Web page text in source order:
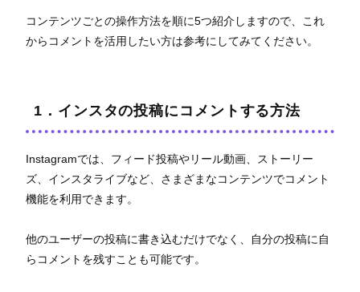
コンテンツごとの操作方法を順に5つ紹介しますので、これ
からコメントを活用したい方は参考にしてみてください。
1．インスタの投稿にコメントする方法
Instagramでは、フィード投稿やリール動画、ストーリー
ズ、インスタライブなど、さまざまなコンテンツでコメント
機能を利用できます。
他のユーザーの投稿に書き込むだけでなく、自分の投稿に自
らコメントを残すことも可能です。